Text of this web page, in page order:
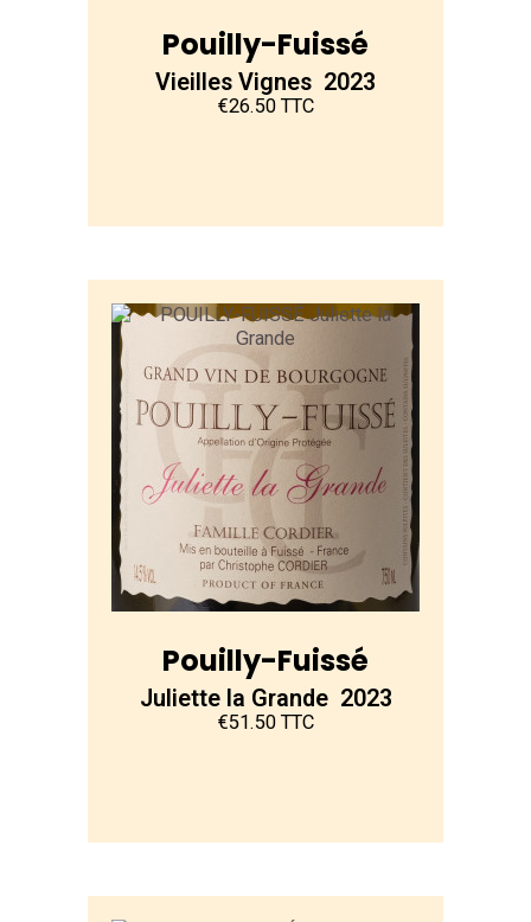
Pouilly-Fuissé
Vieilles Vignes 2023
€26.50 TTC
Pouilly-Fuissé
Juliette la Grande 2023
€51.50 TTC